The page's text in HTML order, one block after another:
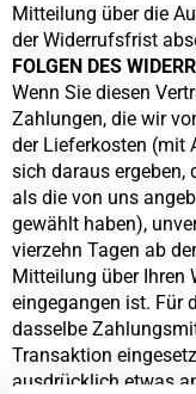
Mitteilung über die
der Widerrufsfrist
FOLGEN DES
Wenn Sie diesen
Zahlungen, die wir
der Lieferkosten (mit
sich daraus ergeben,
als die von uns
gewählt haben),
vierzehn Tagen ab
Mitteilung über Ihren
eingegangen ist. Für
dasselbe
Transaktion
ausdrücklich etwas